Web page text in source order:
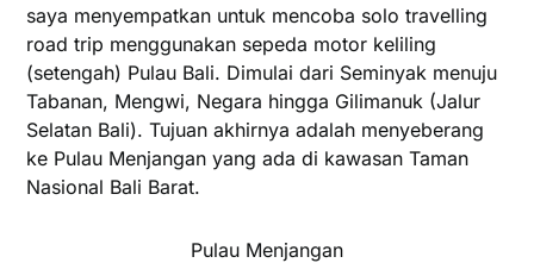
saya menyempatkan untuk mencoba solo travelling
road trip menggunakan sepeda motor keliling
(setengah) Pulau Bali. Dimulai dari Seminyak menuju
Tabanan, Mengwi, Negara hingga Gilimanuk (Jalur
Selatan Bali). Tujuan akhirnya adalah menyeberang
ke Pulau Menjangan yang ada di kawasan Taman
Nasional Bali Barat.
Pulau Menjangan